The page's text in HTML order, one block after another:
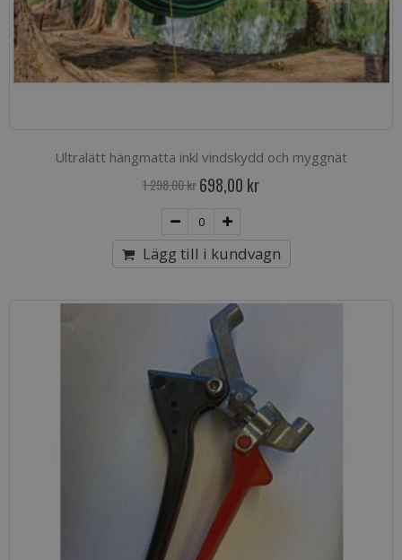
Ultralätt hängmatta inkl vindskydd och myggnät
1 298,00 kr Special
Price
698,00 kr
Lägg till i kundvagn